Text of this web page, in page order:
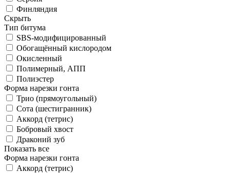
Финляндия
Скрыть
Тип битума
SBS-модифицированный
Обогащённый кислородом
Окисленный
Полимерный, АПП
Полиэстер
Форма нарезки гонта
Трио (прямоугольный)
Сота (шестигранник)
Аккорд (тетрис)
Бобровый хвост
Драконий зуб
Показать все
Форма нарезки гонта
Аккорд (тетрис)